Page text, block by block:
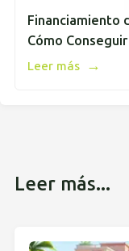
Financiamiento
Cómo
Leer más →
Leer más...